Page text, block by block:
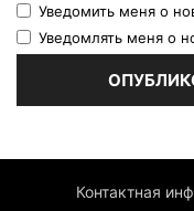
Уведомить меня о
Уведомлять меня о
Контактная